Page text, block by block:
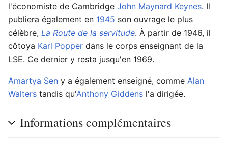
l'économiste de Cambridge John Maynard Keynes. Il
publiera également en 1945 son ouvrage le plus
célèbre, La Route de la servitude. À partir de 1946, il
côtoya Karl Popper dans le corps enseignant de la
LSE. Ce dernier y resta jusqu'en 1969.
Amartya Sen y a également enseigné, comme Alan
Walters tandis qu'Anthony Giddens l'a dirigée.
Informations complémentaires